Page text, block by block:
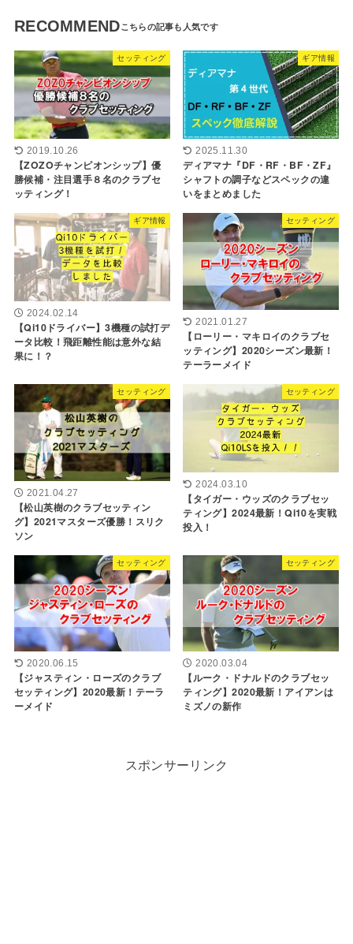
RECOMMEND
セッティング
2019.10.26
【ZOZOチャンピオンシップ】優
勝候補・注目選手８名のクラブセ
ッティング！
ギア情報
2025.11.30
ディアマナ『DF・RF・BF・ZF』
シャフトの調子などスペックの違
いをまとめました
ギア情報
2024.02.14
【Qi10ドライバー】3機種の試打デ
ータ比較！飛距離性能は意外な結
果に！？
セッティング
2021.01.27
【ローリー・マキロイのクラブセ
ッティング】2020シーズン最新！
テーラーメイド
セッティング
2021.04.27
【松山英樹のクラブセッティン
グ】2021マスターズ優勝！スリク
ソン
セッティング
2024.03.10
【タイガー・ウッズのクラブセッ
ティング】2024最新！Qi10を実戦
投入！
セッティング
2020.06.15
【ジャスティン・ローズのクラブ
セッティング】2020最新！テーラ
ーメイド
セッティング
2020.03.04
【ルーク・ドナルドのクラブセッ
ティング】2020最新！アイアンは
ミズノの新作
スポンサーリンク